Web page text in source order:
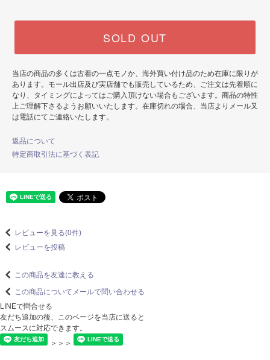
SOLD OUT
当店の商品の多くは古着の一点モノか、海外買い付け品のため在庫に限りが
あります。モール出店及び実店舗でも販売しているため、ご注文は先着順に
なり、タイミングによってはご購入頂けない場合もございます。商品の特性
上ご理解下さるようお願いいたします。在庫切れの場合、当店よりメール又
は電話にてご連絡いたします。
返品について
特定商取引法に基づく表記
レビューを見る(0件)
レビューを投稿
この商品を友達に教える
この商品についてメールで問い合わせる
LINEで問合せる
友だち追加の後、このページを当店に送ると
スムースに対応できます。
＞＞＞